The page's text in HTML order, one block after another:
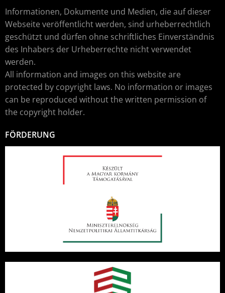
Informationen, Dokumente und Medien, die auf dieser
Webseite veröffentlicht werden, sind urheberrechtlich
geschützt und dürfen ohne schriftliches Einverständnis
des Inhabers der Urheberrechte nicht verwendet
werden.
All information and images on this website are
protected by copyright laws. No information or images
can be reproduced without the written permission of
the copyright holder.
FÖRDERUNG